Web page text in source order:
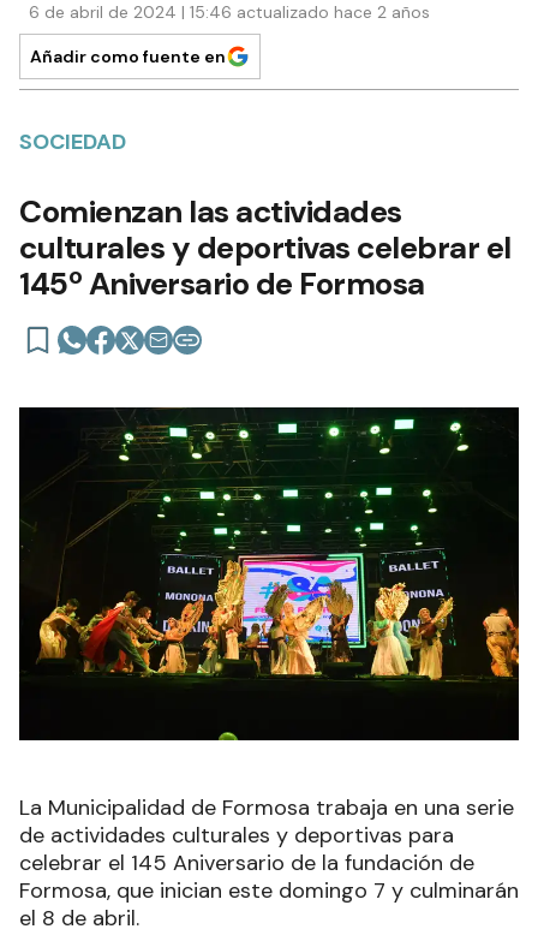
6 de abril de 2024 | 15:46 actualizado hace 2 años
Añadir como fuente en
SOCIEDAD
Comienzan las actividades
culturales y deportivas celebrar el
145º Aniversario de Formosa
La Municipalidad de Formosa trabaja en una serie
de actividades culturales y deportivas para
celebrar el 145 Aniversario de la fundación de
Formosa, que inician este domingo 7 y culminarán
el 8 de abril.